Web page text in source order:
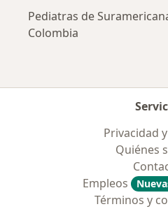
Pediatras de
Colombia
Privacidad
Quiénes
Empleos
Términos y